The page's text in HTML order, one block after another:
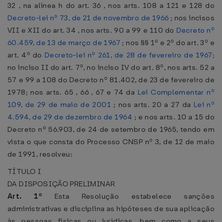
32 , na alínea h do art. 36 , nos arts. 108 a 121 e 128 do
Decreto-lei nº 73, de 21 de novembro de 1966 ; nos incisos
VII e XII do art. 34 , nos arts. 90 a 99 e 110 do Decreto nº
60.459, de 13 de março de 1967 ; nos §§ 1º e 2º do art. 3º e
art. 4º do Decreto-lei nº 261, de 28 de fevereiro de 1967;
no inciso II do art. 7º, no inciso IV do art. 8º, nos arts. 52 a
57 e 99 a 108 do Decreto nº 81.402, de 23 de fevereiro de
1978; nos arts. 65 , 66 , 67 e 74 da Lei Complementar nº
109, de 29 de maio de 2001 ; nos arts. 20 a 27 da Lei nº
4.594, de 29 de dezembro de 1964 ; e nos arts. 10 a 15 do
Decreto nº 56.903, de 24 de setembro de 1965, tendo em
vista o que consta do Processo CNSP nº 3, de 12 de maio
de 1991, resolveu:
TÍTULO I
DA DISPOSIÇÃO PRELIMINAR
Art. 1º Esta Resolução estabelece sanções
administrativas e disciplina as hipóteses de sua aplicação